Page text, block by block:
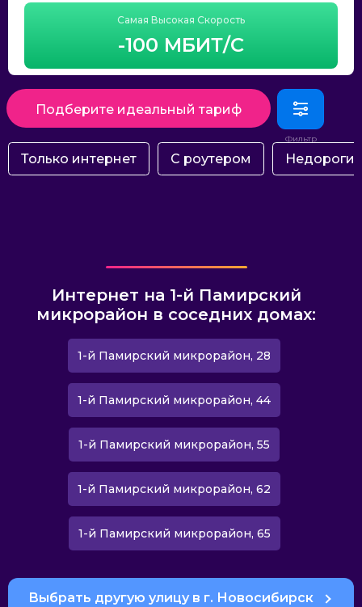
Самая Высокая Скорость
-100 МБИТ/С
Подберите идеальный тариф
Только интернет С роутером Недорогие
Интернет на 1-й Памирский
микрорайон в соседних домах:
1-й Памирский микрорайон, 28
1-й Памирский микрорайон, 44
1-й Памирский микрорайон, 55
1-й Памирский микрорайон, 62
1-й Памирский микрорайон, 65
Выбрать другую улицу в г. Новосибирск